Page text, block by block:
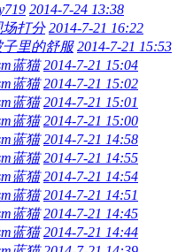
2014-7-24 13:38
场打分 2014-7-21 16:22
子里的舒服 2014-7-21 15:53
蓝猫 2014-7-21 15:04
蓝猫 2014-7-21 15:02
蓝猫 2014-7-21 15:01
蓝猫 2014-7-21 15:00
蓝猫 2014-7-21 14:58
蓝猫 2014-7-21 14:55
蓝猫 2014-7-21 14:54
蓝猫 2014-7-21 14:51
蓝猫 2014-7-21 14:45
蓝猫 2014-7-21 14:44